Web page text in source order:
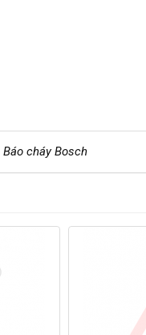
Báo cháy Bosch